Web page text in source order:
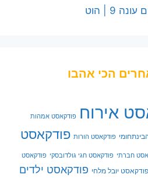
9 | הוט
הכי אהבו
אירוח פודקאסט אמהות
פודקאסט הורות פודקאסט
חברתי פודקאסט חגי גולדובסקי פודקאסט
פודקאסט יובל מלחי פודקאסט ילדים